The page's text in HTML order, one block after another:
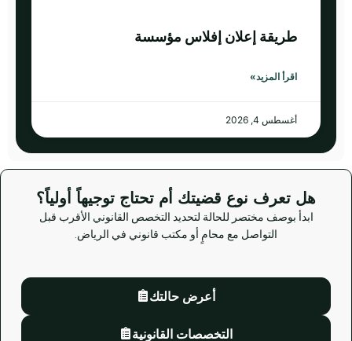
طريقة إعلان إفلاس مؤسسة
اقرأ المزيد»
أغسطس 4, 2026
هل تعرف نوع قضيتك أم تحتاج توجيهاً أولياً؟
ابدأ بوصف مختصر للحالة لتحديد التخصص القانوني الأقرب قبل
التواصل مع محامٍ أو مكتب قانوني في الرياض.
أعرض حالتك
التخصصات القانونية